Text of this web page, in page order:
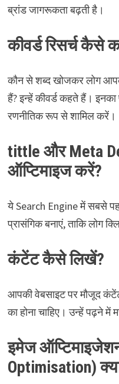
ब्रांड जागरूकता बढ़ती है।
कीवर्ड रिसर्च कैसे
कौन से शब्द खोजकर लोग
हैं? इन्हें कीवर्ड कहते हैं।
रणनीतिक रूप से शामिल करें।
tittle और Meta
ऑप्टिमाइज करें?
ये Search Engine में सबसे
प्रासंगिक बनाएं, ताकि लोग
कंटेंट कैसे लिखें?
आपकी वेबसाइट पर मौजूद
का होना चाहिए। उन्हें पढ़ने में
इमेज
Optimisation)